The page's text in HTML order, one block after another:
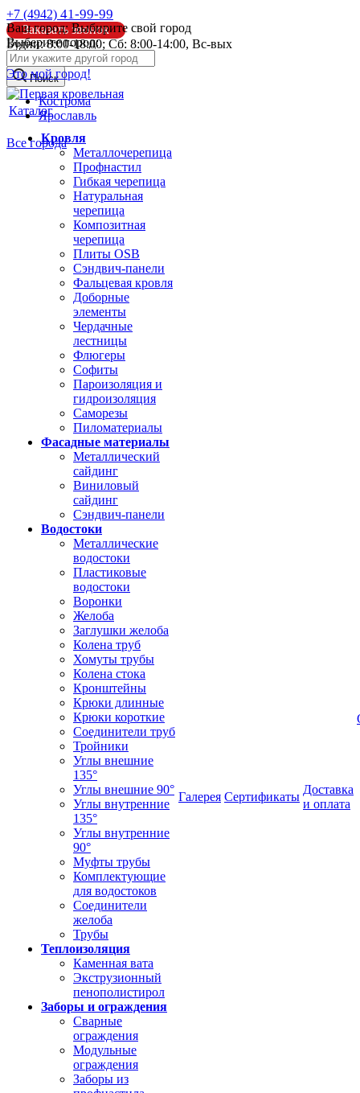
Ваш город: Выбирите свой город
Выберите город:
Это мой город!
Кострома
Ярославль
Все города
+7 (4942) 41-99-99
Заказать звонок
Будни: 8:00-18:00; Сб: 8:00-14:00, Вс-вых
info@pk44.ru
Поиск
Каталог
Кровля
Металлочерепица
Профнастил
Гибкая черепица
Натуральная
черепица
Композитная
черепица
Плиты OSB
Сэндвич-панели
Фальцевая кровля
Доборные
элементы
Чердачные
лестницы
Флюгеры
Софиты
Пароизоляция и
гидроизоляция
Саморезы
Пиломатериалы
Фасадные материалы
Металлический
сайдинг
Виниловый
сайдинг
Сэндвич-панели
Водостоки
Металлические
водостоки
Пластиковые
водостоки
Воронки
Желоба
Заглушки желоба
Колена труб
Хомуты трубы
Колена стока
Кронштейны
Крюки длинные
Крюки короткие
Соединители труб
Тройники
Углы внешние
135°
Углы внешние 90°
Углы внутренние
135°
Углы внутренние
90°
Муфты трубы
Комплектующие
для водостоков
Соединители
желоба
Трубы
Теплоизоляция
Каменная вата
Экструзионный
пенополистирол
Заборы и ограждения
Сварные
ограждения
Модульные
ограждения
Заборы из
Галерея Сертификаты
Доставка
и оплата